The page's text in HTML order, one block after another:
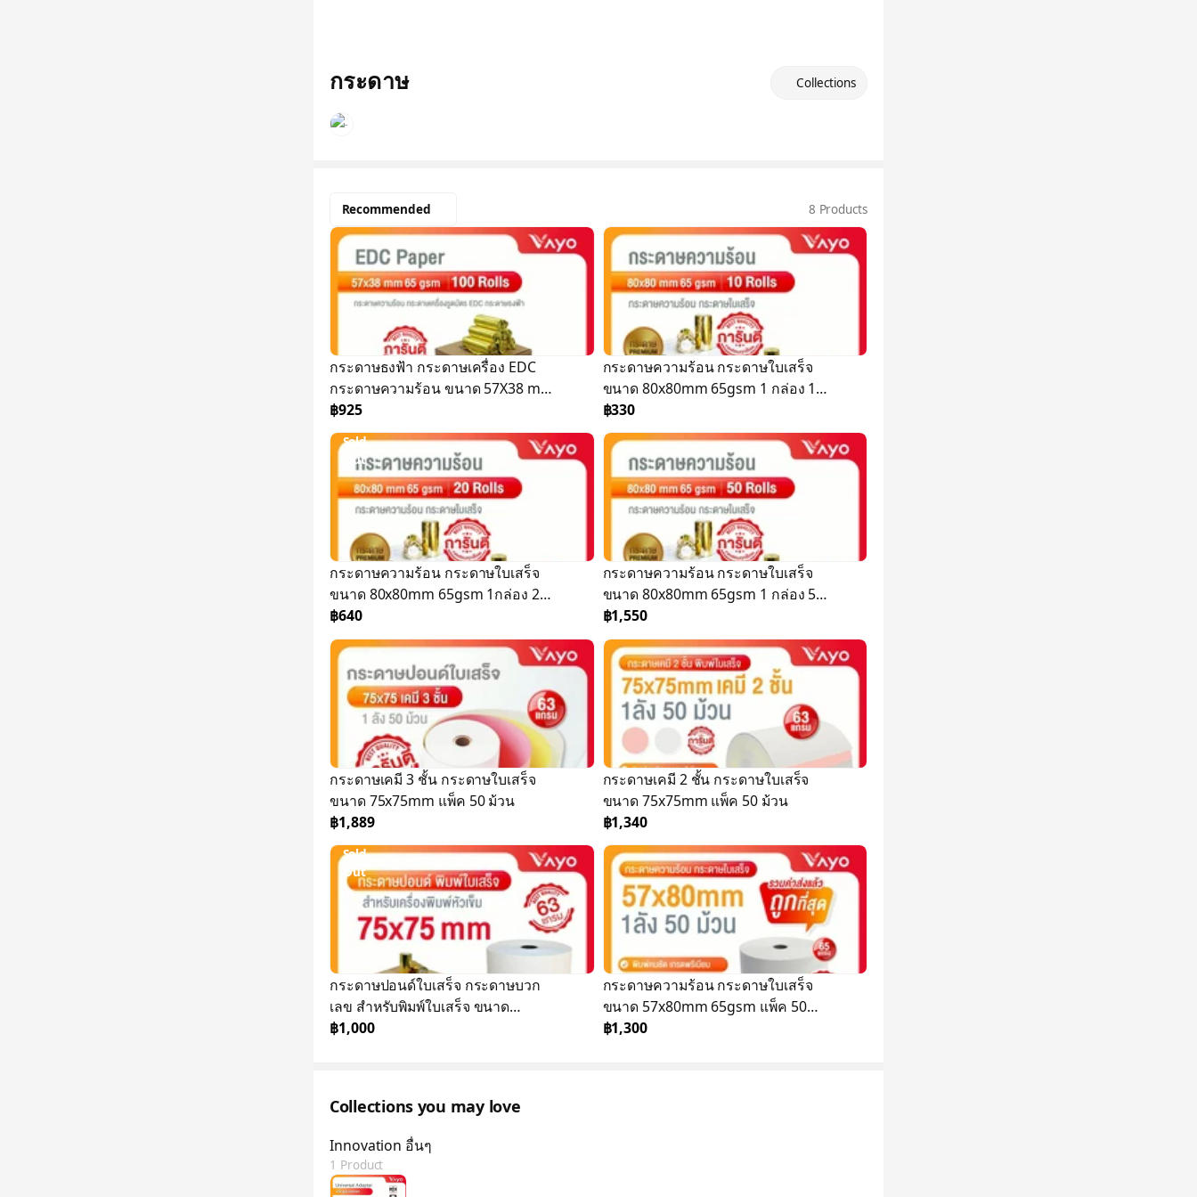
กระดาษ Collections
Recommended 8 Products
กระดาษธงฟ้า กระดาษเครื่อง EDC
กระดาษความร้อน ขนาด 57X38 mm
65 แกรม 1 ลัง 100 ม้วน
฿925
กระดาษความร้อน กระดาษใบเสร็จ
ขนาด 80x80mm 65gsm 1 กล่อง 10
ม้วน
฿330
Sold
Out
กระดาษความร้อน กระดาษใบเสร็จ
ขนาด 80x80mm 65gsm 1กล่อง 20
ม้วน
฿640
กระดาษความร้อน กระดาษใบเสร็จ
ขนาด 80x80mm 65gsm 1 กล่อง 50
ม้วน
฿1,550
กระดาษเคมี 3 ชั้น กระดาษใบเสร็จ
ขนาด 75x75mm แพ็ค 50 ม้วน
฿1,889
กระดาษเคมี 2 ชั้น กระดาษใบเสร็จ
ขนาด 75x75mm แพ็ค 50 ม้วน
฿1,340
Sold
Out
กระดาษปอนด์ใบเสร็จ กระดาษบวก
เลข สำหรับพิมพ์ใบเสร็จ ขนาด
฿1,000
กระดาษความร้อน กระดาษใบเสร็จ
ขนาด 57x80mm 65gsm แพ็ค 50
ม้วน
฿1,300
Collections you may love
Innovation อื่นๆ
1 Product